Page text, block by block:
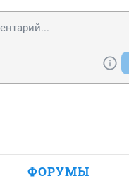
ФОРУМЫ